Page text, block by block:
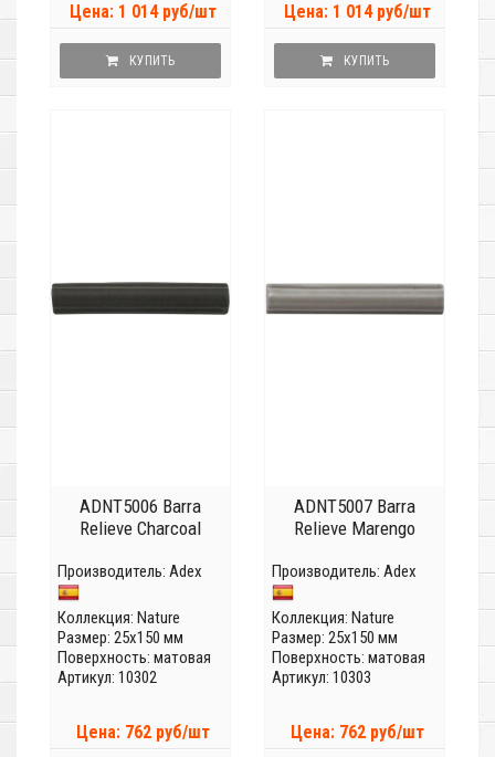
Цена: 1 014 руб/шт
КУПИТЬ
Цена: 1 014 руб/шт
КУПИТЬ
ADNT5006 Barra
Relieve Charcoal
Производитель: Adex
Коллекция: Nature
Размер: 25x150 мм
Поверхность: матовая
Артикул: 10302
Цена: 762 руб/шт
ADNT5007 Barra
Relieve Marengo
Производитель: Adex
Коллекция: Nature
Размер: 25x150 мм
Поверхность: матовая
Артикул: 10303
Цена: 762 руб/шт